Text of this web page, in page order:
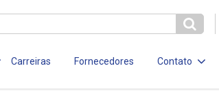
Carreiras Fornecedores Contato